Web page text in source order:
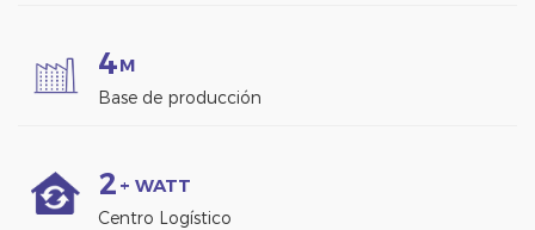
4M
Base de producción
2 + WATT
Centro Logístico